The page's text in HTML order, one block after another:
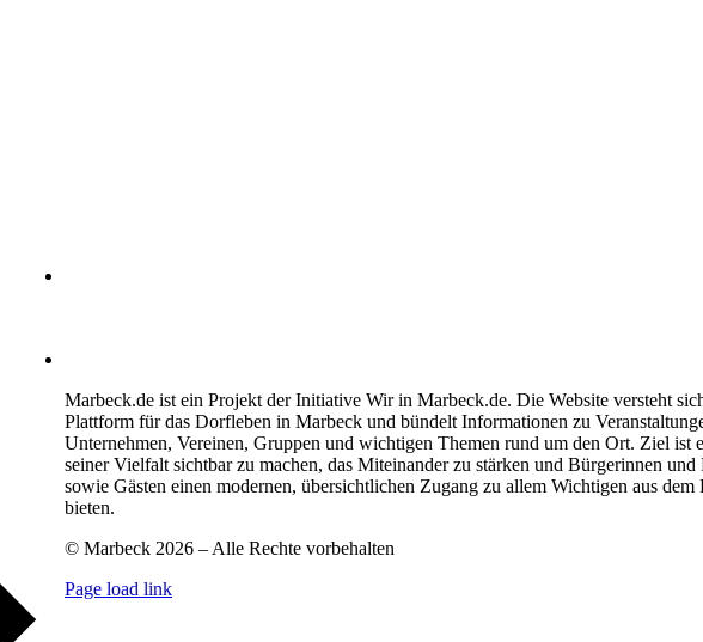
Marbeck.de ist ein Projekt der Initiative Wir in Marbeck.de. Die Website versteht
Plattform für das Dorfleben in Marbeck und bündelt Informationen zu
Unternehmen, Vereinen, Gruppen und wichtigen Themen rund um den Ort. Ziel ist
seiner Vielfalt sichtbar zu machen, das Miteinander zu stärken und Bürgerinnen und
sowie Gästen einen modernen, übersichtlichen Zugang zu allem Wichtigen aus dem
bieten.
© Marbeck 2026 – Alle Rechte vorbehalten
Page load link